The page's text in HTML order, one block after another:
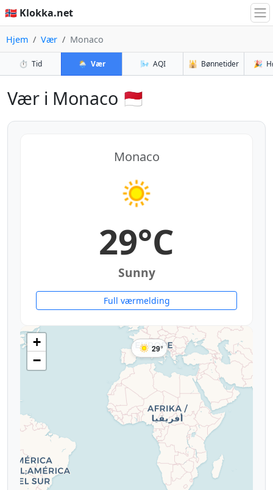
🇳🇴 Klokka.net
Hjem Vær Monaco
⏱️ Tid 🌦️ Vær 🌬️ AQI 🕌 Bønnetider 🎉
Vær i Monaco 🇲🇨
Monaco
29°C
Sunny
Full værmelding
29°
+
−